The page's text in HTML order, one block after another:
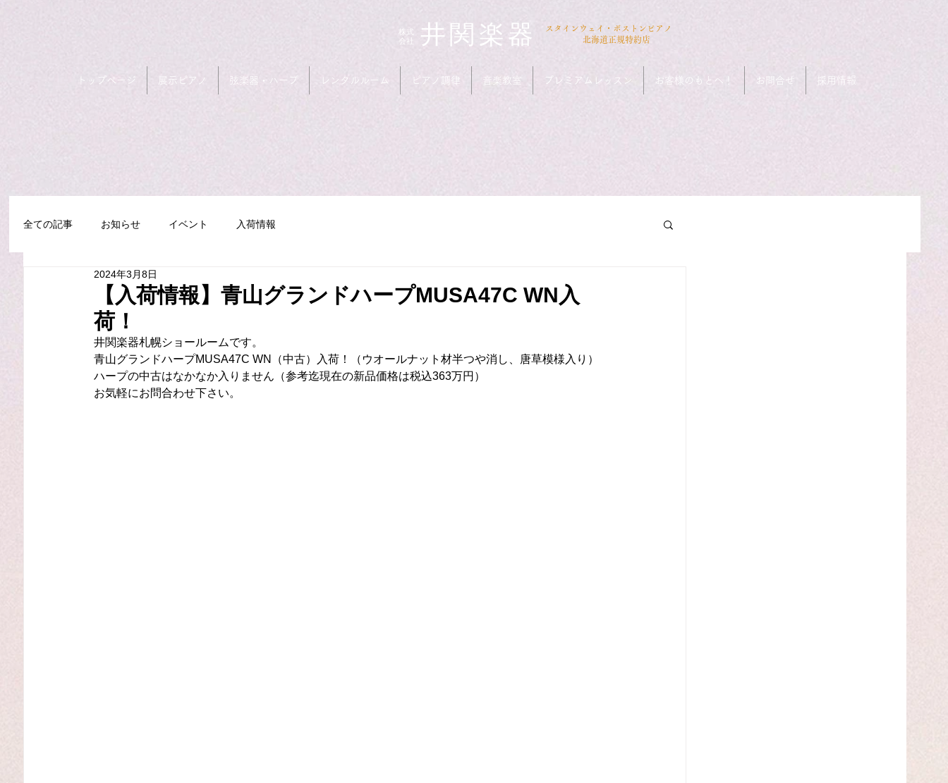
​株式
会社 井関楽器
​スタインウェイ・ボストンピアノ
北海道正規特約店
トップページ 展示ピアノ 弦楽器・ハープ レンタルルーム ピアノ調律 音楽教室 プレミアムレッスン お客様のもとへ！ お問合せ 採用情報
全ての記事 お知らせ イベント 入荷情報
【入荷情報】青山グランドハープMUSA47C WN入
荷！
2024年3月8日
井関楽器札幌ショールームです。
青山グランドハープMUSA47C WN（中古）入荷！（ウオールナット材半つや消し、唐草模様入り）
ハープの中古はなかなか入りません（参考迄現在の新品価格は税込363万円）
お気軽にお問合わせ下さい。